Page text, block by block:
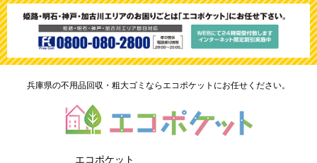
兵庫県の不用品回収・粗大ゴミならエコポケットにお任せください。
エコポケット